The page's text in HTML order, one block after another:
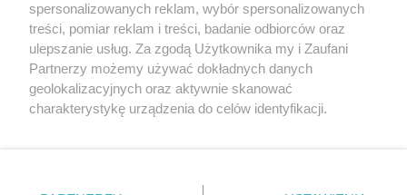
Nie zapomnij
zapoznać się z:
polityką prywatności regulamin korzystania z portali
Twojemiasto
Piekary Śląskie
Chorzów
Tarnowskie Góry
Skontakuj sięz nami
Kontakt
Wydawca
Redakcja
spersonalizowanych reklam, wybór spersonalizowanych
treści, pomiar reklam i treści, badanie odbiorców oraz
ulepszanie usług. Za zgodą Użytkownika my i Zaufani
Partnerzy możemy używać dokładnych danych
geolokalizacyjnych oraz aktywnie skanować
charakterystykę urządzenia do celów identyfikacji.
zmienić/wycofać klikając przycisk ustawień prywatności